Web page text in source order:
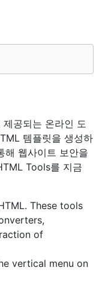
공되는 온라인 도
템플릿을 생성하
해 웹사이트 보안을
Tools를 지금
These tools
of
vertical menu on